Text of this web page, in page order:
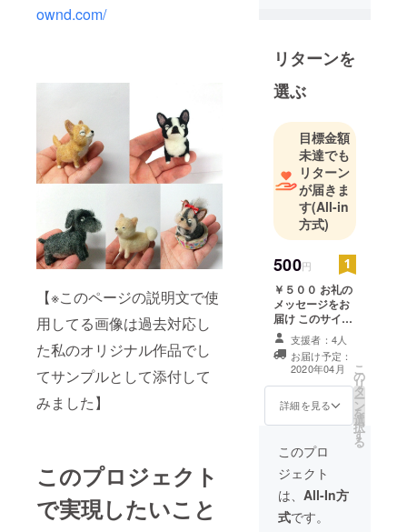
ownd.com/
【※このページの説明文で使
用してる画像は過去対応し
た私のオリジナル作品でし
てサンプルとして添付して
みました】
このプロジェクト
で実現したいこと
の支援金を
集めれない
かと思い
キャンプ
ファイヤー
に参加して
みました。
リターンを
選ぶ
目標金額
未達でも
リターン
が届きま
す(All-in
方式)
500円
￥５００ お礼の
メッセージをお
届け このサイト
のメッセージ送
信機能を使って
お礼のメッセー
ジをお届けしま
す。 ※1,金額は
任意で変更可能
ボタンではなく
数字部分を押す
と細かい金額が
入力できます。
3,追加支援と書
かれてますがそ
支援者：4人
お届け予定：
2020年04月
詳細を見る
こ
の
リ
タ
ー
ン
を
選
択
す
る
このプロ
ジェクト
は、 All-In方
式です。